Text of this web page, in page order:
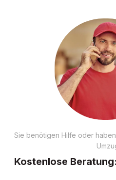
Sie benötigen Hilfe oder
Kostenlose Beratung: